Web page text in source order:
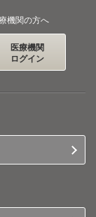
機関の方へ
医療機関
ログイン